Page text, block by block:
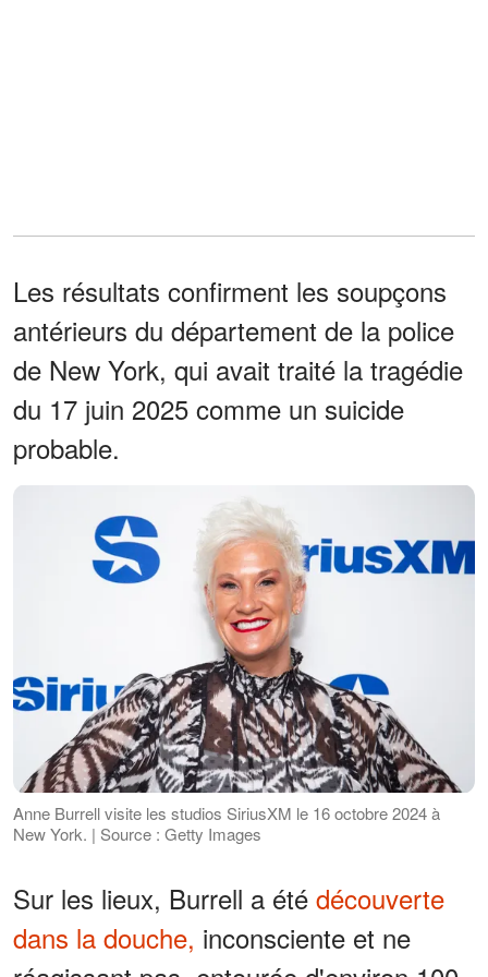
Les résultats confirment les soupçons
antérieurs du département de la police
de New York, qui avait traité la tragédie
du 17 juin 2025 comme un suicide
probable.
Anne Burrell visite les studios SiriusXM le 16 octobre 2024 à
New York. | Source : Getty Images
Sur les lieux, Burrell a été découverte
dans la douche, inconsciente et ne